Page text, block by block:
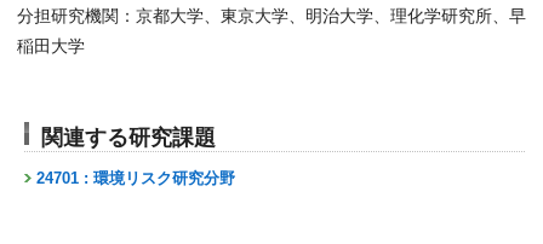
分担研究機関：京都大学、東京大学、明治大学、理化学研究所、早
稲田大学
関連する研究課題
24701 : 環境リスク研究分野